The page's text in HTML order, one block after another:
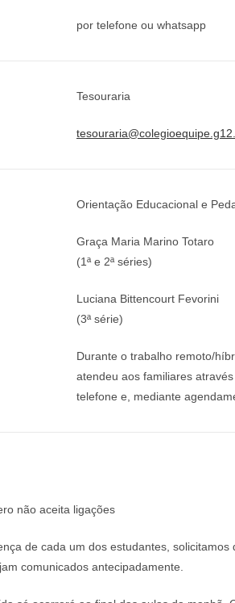
por telefone ou whatsapp
Tesouraria
tesouraria@colegioequipe.g12.
Orientação Educacional e
Graça Maria Marino Totaro
(1ª e 2ª séries)
Luciana Bittencourt Fevorini
(3ª série)
Durante o trabalho remoto/
atendeu aos familiares
telefone e, mediante
não aceita ligações
de cada um dos estudantes,
comunicados antecipadamente.